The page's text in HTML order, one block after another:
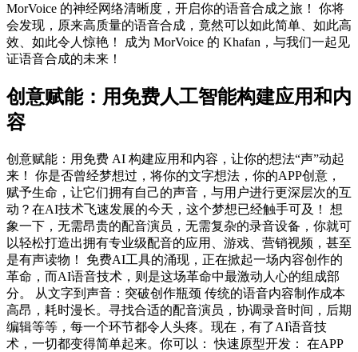
MorVoice 的神经网络清晰度，开启你的语音合成之旅！ 你将
会发现，原来高质量的语音合成，竟然可以如此简单、如此高
效、如此令人惊艳！ 成为 MorVoice 的 Khafan，与我们一起见
证语音合成的未来！
创意赋能：用免费人工智能构建应用和内
容
创意赋能：用免费 AI 构建应用和内容，让你的想法“声”动起
来！ 你是否曾经梦想过，将你的文字想法，你的APP创意，
赋予生命，让它们拥有自己的声音，与用户进行更深层次的互
动？在AI技术飞速发展的今天，这个梦想已经触手可及！ 想
象一下，无需昂贵的配音演员，无需复杂的录音设备，你就可
以轻松打造出拥有专业级配音的应用、游戏、营销视频，甚至
是有声读物！ 免费AI工具的涌现，正在掀起一场内容创作的
革命，而AI语音技术，则是这场革命中最激动人心的组成部
分。 从文字到声音：突破创作瓶颈 传统的语音内容制作成本
高昂，耗时漫长。寻找合适的配音演员，协调录音时间，后期
编辑等等，每一个环节都令人头疼。现在，有了AI语音技
术，一切都变得简单起来。你可以： 快速原型开发： 在APP